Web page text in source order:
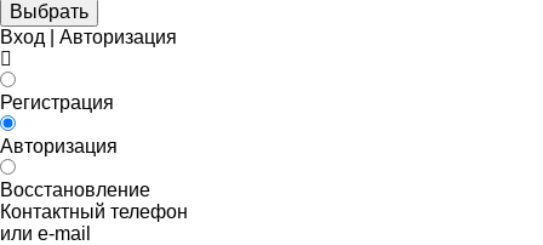
Выбрать
Вход | Авторизация
Регистрация
Авторизация
Восстановление
Контактный телефон
или e-mail